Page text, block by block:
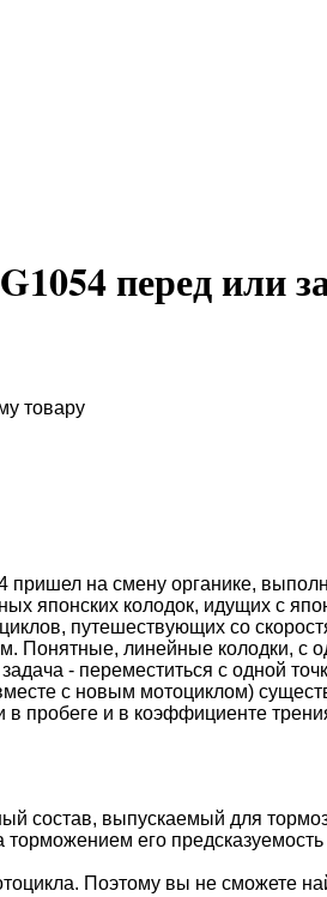
перед или
товару
на смену органике,
японских колодок, идущих с
путешествующих со
Понятные, линейные колодки, с
- переместиться с одной
с новым мотоциклом)
пробеге и в коэффициенте
состав, выпускаемый для
торможением его
Поэтому вы не сможете